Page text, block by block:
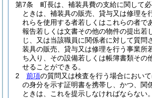
第7条
町長は、補装具費の支給に関して
ときは、補装具の販売、貸与又は修理を
れらを使用する者若しくはこれらの者で
報告若しくは文書その他の物件の提出若
じ、又は当該職員に関係者に対して質問
装具の販売、貸与又は修理を行う事業所
ち入り、その設備若しくは帳簿書類その
せることができる。
2
前項の質問又は検査を行う場合におい
の身分を示す証明書を携帯し、かつ、関
ときは、これを提示しなければならない。